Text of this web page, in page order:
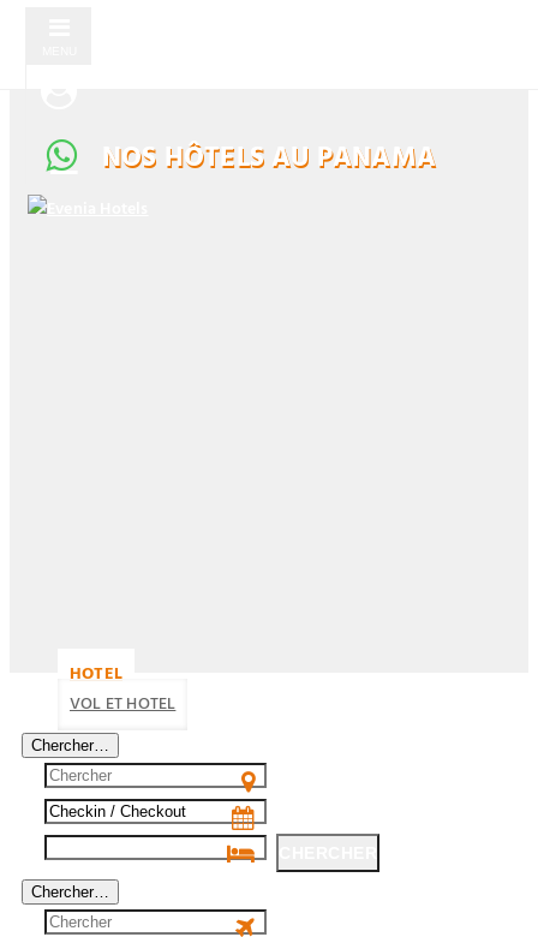
NOS HÔTELS AU PANAMA
HOTEL
VOL ET HOTEL
Chercher…
Chercher…